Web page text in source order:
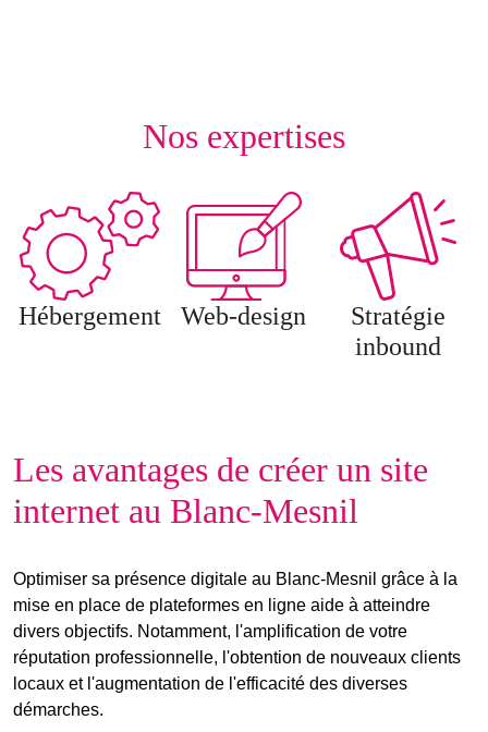
Nos expertises
Hébergement Web-design
Stratégie
inbound
Les avantages de créer un site
internet au Blanc-Mesnil
Optimiser sa présence digitale au Blanc-Mesnil grâce à la
mise en place de plateformes en ligne aide à atteindre
divers objectifs. Notamment, l'amplification de votre
réputation professionnelle, l'obtention de nouveaux clients
locaux et l'augmentation de l'efficacité des diverses
démarches.